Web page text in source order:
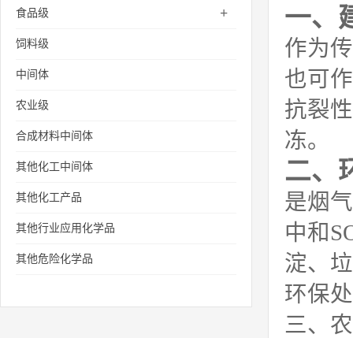
食品级 +
饲料级
中间体
农业级
合成材料中间体
其他化工中间体
其他化工产品
其他行业应用化学品
其他危险化学品
一、
作为
也可
抗裂
冻。
二、
是烟
中和
淀、
环保
三、